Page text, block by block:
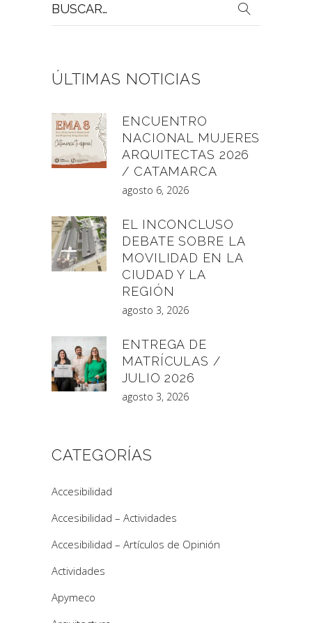
por:
ÚLTIMAS NOTICIAS
ENCUENTRO
NACIONAL MUJERES
ARQUITECTAS 2026
/ CATAMARCA
agosto 6, 2026
EL INCONCLUSO
DEBATE SOBRE LA
MOVILIDAD EN LA
CIUDAD Y LA
REGIÓN
agosto 3, 2026
ENTREGA DE
MATRÍCULAS /
JULIO 2026
agosto 3, 2026
CATEGORÍAS
Accesibilidad
Accesibilidad – Actividades
Accesibilidad – Artículos de Opinión
Actividades
Apymeco